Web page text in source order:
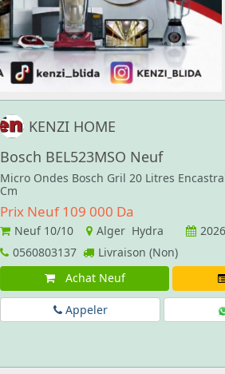
KENZI HOME
Bosch BEL523MSO Neuf
Micro Ondes Bosch Gril 20 Litres
Cm
Prix Neuf 109 000 Da
Neuf 10/10 Alger Hydra
0560803137
Livraison (Non)
Achat Neuf
Appeler